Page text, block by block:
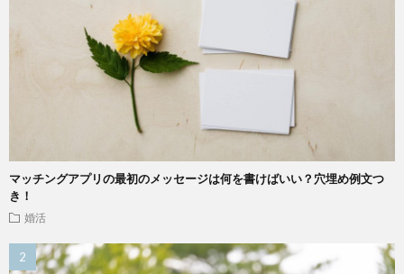
マッチングアプリの最初のメッセージは何を書けばいい？穴埋め例文つ
き！
婚活